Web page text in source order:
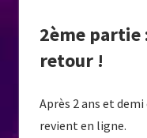
2ème partie
retour !
Après 2 ans et
revient en ligne.